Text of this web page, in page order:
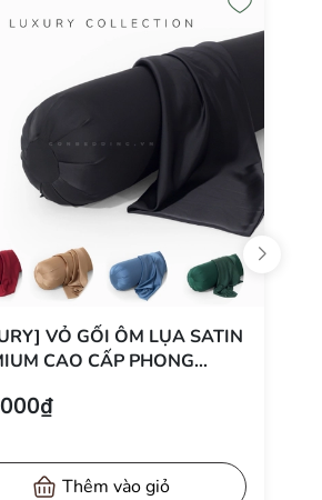
VỎ GỐI ÔM LỤA SATIN
CAO CẤP PHONG
Thêm vào giỏ